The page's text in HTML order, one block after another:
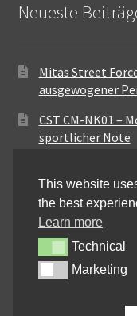
Neueste
Mitas Street
ausgewogener
CST CM-NK01 –
sportlicher Note
Maxxis MA-ST3
für vielseitige
Pirelli City
Alltag
Metzeler Perfect
This website
the best
Learn more
TechnicalTechnical
MarketingMarketing